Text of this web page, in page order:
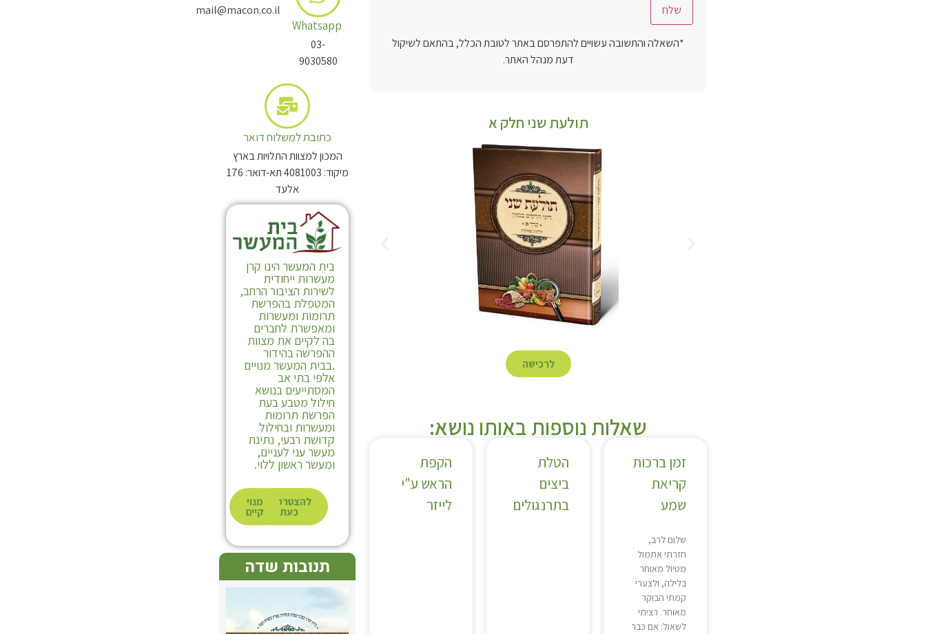
*השאלה והתשובה עשויים להתפרסם באתר לטובת הכלל, בהתאם לשיקול
דעת מנהל האתר.
תולעת שני חלק א
לרכישה
שאלות נוספות באותו נושא:
זמן ברכות
קריאת
שמע
שלום לרב,
חזרתי אתמול
מטיול מאוחר
בלילה, ולצערי
קמתי הבוקר
מאוחר. רציתי
לשאול: אם כבר
הטלת
ביצים
בתרנגולים
הקפת
הראש ע"י
לייזר
Whatsapp
03-
9030580
mail@macon.co.il
כתובת למשלוח דואר
המכון למצוות התלויות בארץ
מיקוד: 4081003 תא-דואר: 176
אלעד
בית המעשר הינו קרן
מעשרות ייחודית
לשירות הציבור הרחב,
המטפלת בהפרשת
תרומות ומעשרות
ומאפשרת לחברים
בה לקיים את מצוות
ההפרשה בהידור
.בבית המעשר מנויים
אלפי בתי אב
המסתייעים בנושא
חילול מטבע בעת
הפרשת תרומות
ומעשרות ובחילול
קדושת רבעי, נתינת
מעשר עני לעניים,
ומעשר ראשון ללוי.
להצטרפות
כעת
מנוי
קיים
תנובות שדה